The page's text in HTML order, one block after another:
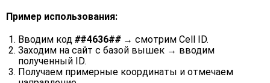
Пример использования:
Вводим код ##4636##→ смотрим Cell ID.
Заходим на сайт с базой вышек → вводим
полученный ID.
Получаем примерные координаты и отмечаем